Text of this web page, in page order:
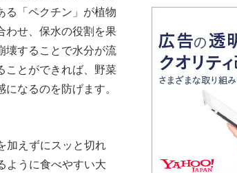
る「ペクチン」が植物
わせ、保水の役割を果
壊することで水分が流
ことができれば、野菜
なるのを防げます。
加えずにスッと切れ
ように食べやすい大